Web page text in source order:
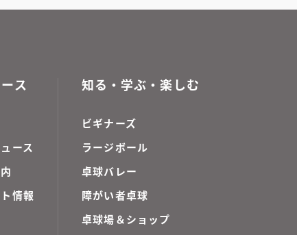
ス
ース
情報
知る・学ぶ・楽しむ
ビギナーズ
ラージボール
卓球バレー
障がい者卓球
卓球場＆ショップ